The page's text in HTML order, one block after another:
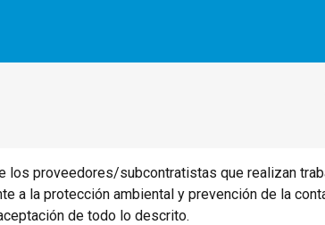
los proveedores/subcontratistas que realizan
a la protección ambiental y prevención de la
de todo lo descrito.